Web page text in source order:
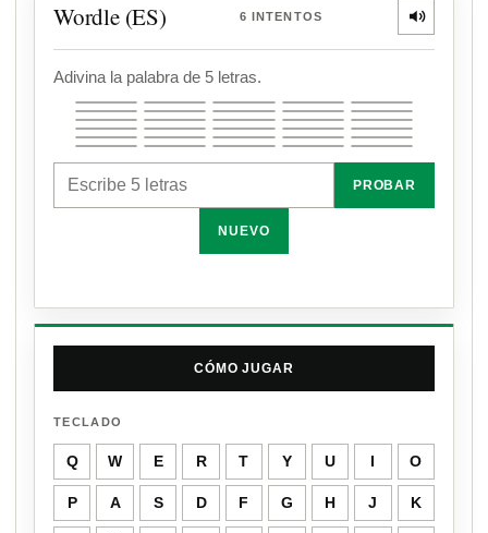
Wordle (ES) 6 INTENTOS
Adivina la palabra de 5 letras.
PROBAR
NUEVO
CÓMO JUGAR
TECLADO
Q W E R T Y U O
P A S D F G H J K